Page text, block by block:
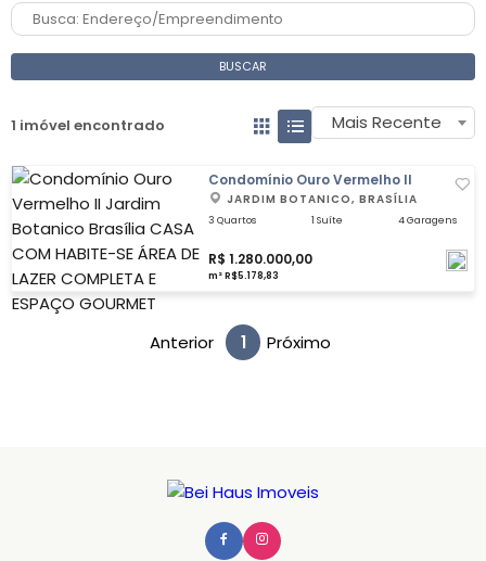
BUSCAR
1 imóvel encontrado Mais Recente
Condomínio Ouro Vermelho II
JARDIM BOTANICO, BRASÍLIA
3 Quartos 1 Suíte 4 Garagens
R$ 1.280.000,00
m² R$5.178,83
Anterior 1 Próximo